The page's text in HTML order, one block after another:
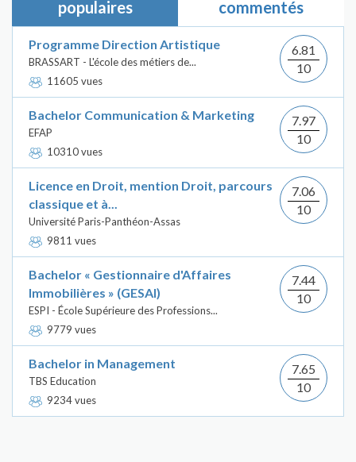
populaires
commentés
Programme Direction Artistique
BRASSART - L'école des métiers de...
11605 vues
6.81
10
Bachelor Communication & Marketing
EFAP
10310 vues
7.97
10
Licence en Droit, mention Droit, parcours
classique et à...
Université Paris-Panthéon-Assas
9811 vues
7.06
10
Bachelor « Gestionnaire d'Affaires
Immobilières » (GESAI)
ESPI - École Supérieure des Professions...
9779 vues
7.44
10
Bachelor in Management
TBS Education
9234 vues
7.65
10